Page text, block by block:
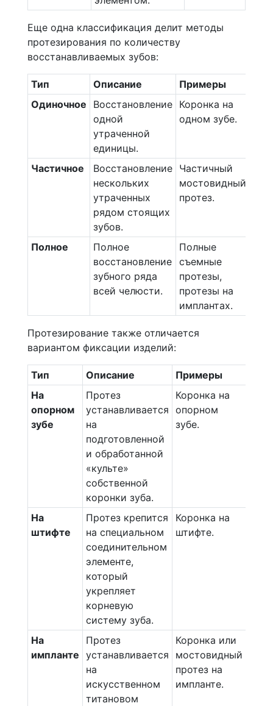
Еще одна классификация делит методы
протезирования по количеству
восстанавливаемых зубов:
Тип Описание
Примеры
Одиночное
Восстановление
одной
утраченной
единицы.
Коронка на
одном зубе.
Частичное
Восстановление
нескольких
утраченных
рядом стоящих
зубов.
Частичный
мостовидный
протез.
Полное
Полное
восстановление
зубного ряда
всей челюсти.
Полные
съемные
протезы,
протезы на
имплантах.
Протезирование также отличается
вариантом фиксации изделий:
Тип Описание
Примеры
На
опорном
зубе
Протез
устанавливается
на
подготовленной
и обработанной
«культе»
собственной
коронки зуба.
Коронка на
опорном
зубе.
На
штифте
Протез крепится
на специальном
соединительном
элементе,
который
укрепляет
корневую
систему зуба.
Коронка на
штифте.
На
импланте
Протез
устанавливается
на
искусственном
титановом
Коронка или
мостовидный
протез на
импланте.